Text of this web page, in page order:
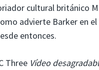
cultural británico
advierte Barker en
entonces.
Three Vídeo